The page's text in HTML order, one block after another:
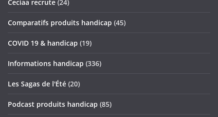
Ceciaa recrute (24)
Comparatifs produits handicap (45)
COVID 19 & handicap (19)
Informations handicap (336)
Les Sagas de l'Été (20)
Podcast produits handicap (85)